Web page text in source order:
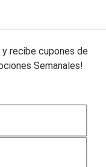
recibe cupones de
Semanales!